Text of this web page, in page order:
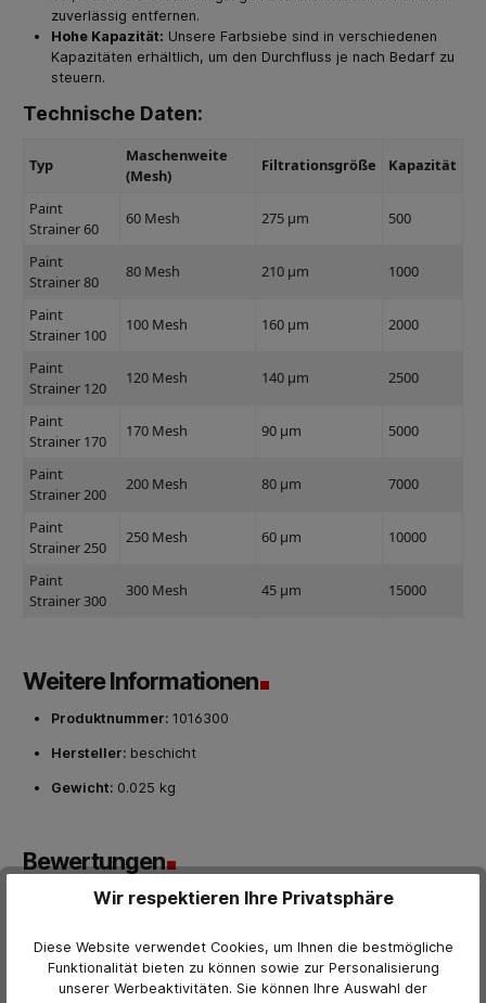
zuverlässig entfernen.
Hohe Kapazität: Unsere Farbsiebe sind in verschiedenen
Kapazitäten erhältlich, um den Durchfluss je nach Bedarf zu
steuern.
Technische Daten:
Typ
Maschenweite
(Mesh)
Filtrationsgröße Kapazität
Paint
Strainer 60
60 Mesh 275 μm 500
Paint
Strainer 80
80 Mesh 210 μm 1000
Paint
Strainer 100
100 Mesh 160 μm 2000
Paint
Strainer 120
120 Mesh 140 μm 2500
Paint
Strainer 170
170 Mesh 90 μm 5000
Paint
Strainer 200
200 Mesh 80 μm 7000
Paint
Strainer 250
250 Mesh 60 μm 10000
Paint
Strainer 300
300 Mesh 45 μm 15000
Weitere Informationen
Produktnummer: 1016300
Hersteller: beschicht
Gewicht: 0.025 kg
Bewertungen
0 von Bewertungen
Durchschnittliche Bewertung von 0 von 5 Sternen
Bewerten Sie dieses Produkt!
Teilen Sie Ihre Erfahrungen mit anderen Kunden.
Wir respektieren Ihre Privatsphäre
Diese Website verwendet Cookies, um Ihnen die bestmögliche
Funktionalität bieten zu können sowie zur Personalisierung
unserer Werbeaktivitäten. Sie können Ihre Auswahl der